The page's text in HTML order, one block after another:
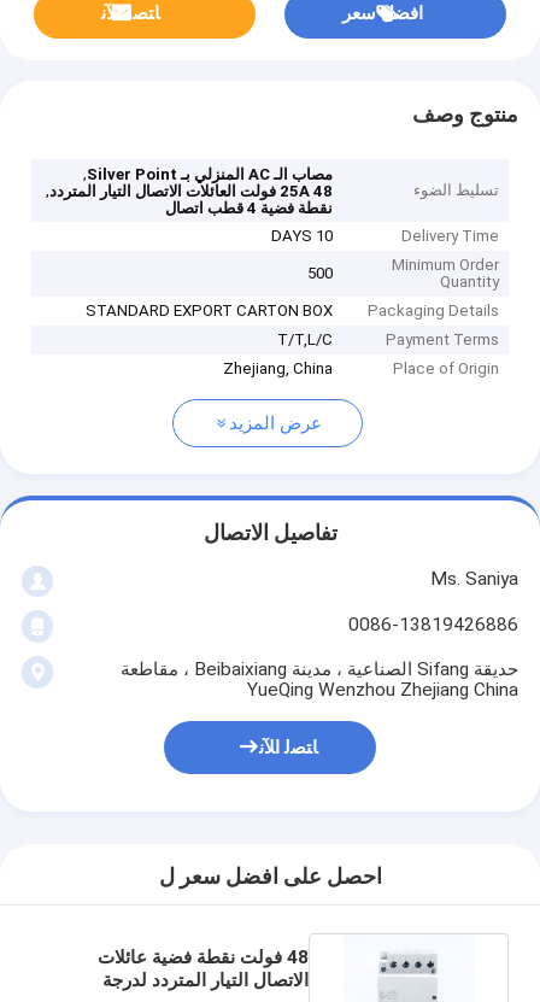
افضل سعر ﺎﺘﺼﻟ ﺍﻶﻧ
منتوج وصف
تسليط الضوء
مصاب الـ AC المنزلي بـ Silver Point
,
25A 48 فولت العائلات الاتصال التيار المتردد
,
نقطة فضية 4 قطب اتصال
Delivery Time
10 DAYS
Minimum Order
Quantity
500
Packaging Details
STANDARD EXPORT CARTON BOX
Payment Terms
T/T,L/C
Place of Origin
Zhejiang, China
عرض المزيد
تفاصيل الاتصال
Ms. Saniya
0086-13819426886
حديقة Sifang الصناعية ، مدينة Beibaixiang ، مقاطعة
YueQing Wenzhou Zhejiang China
ﺎﺘﺼﻟ ﺍﻶﻧ
احصل على افضل سعر ل
48 فولت نقطة فضية عائلات
الاتصال التيار المتردد لدرجة